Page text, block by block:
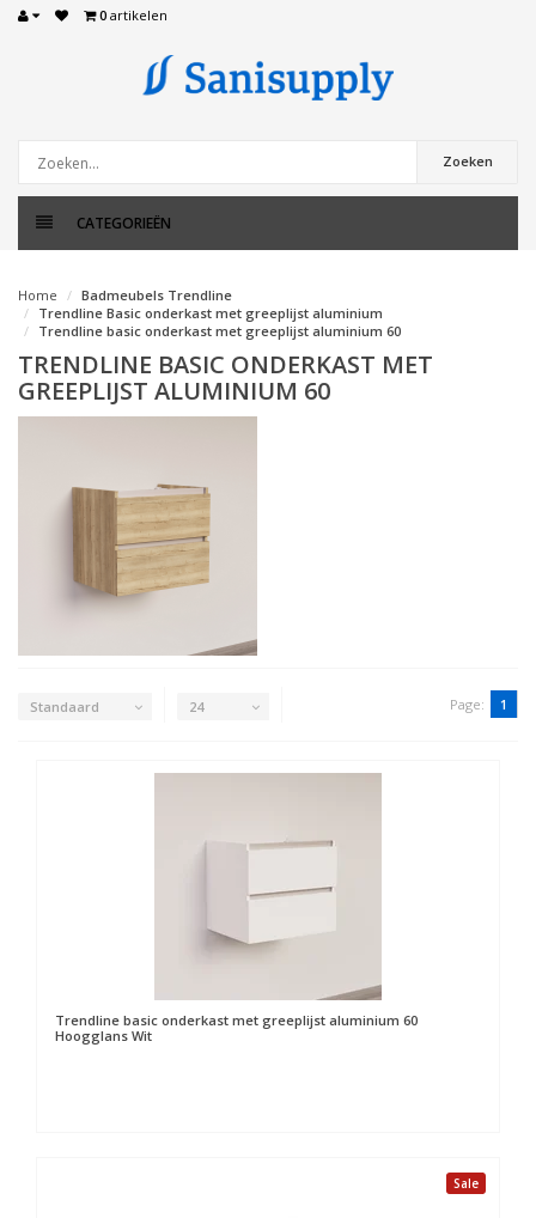
0 artikelen
Zoeken
CATEGORIEËN
Home
Badmeubels Trendline
Trendline Basic onderkast met greeplijst aluminium
Trendline basic onderkast met greeplijst aluminium 60
TRENDLINE BASIC ONDERKAST MET
GREEPLIJST ALUMINIUM 60
Standaard 24 Page: 1
Trendline basic onderkast met greeplijst aluminium 60
Hoogglans Wit
Sale